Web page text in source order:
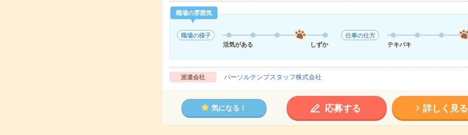
職場の雰囲気
職場の様子
活気がある
しずか
仕事の仕方
テキパキ
派遣会社 パーソルテンプスタッフ株式会社
気になる！ 応募する 詳しく見る